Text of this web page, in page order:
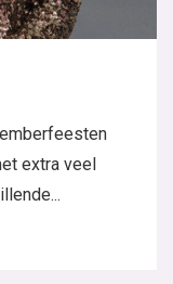
extra veel